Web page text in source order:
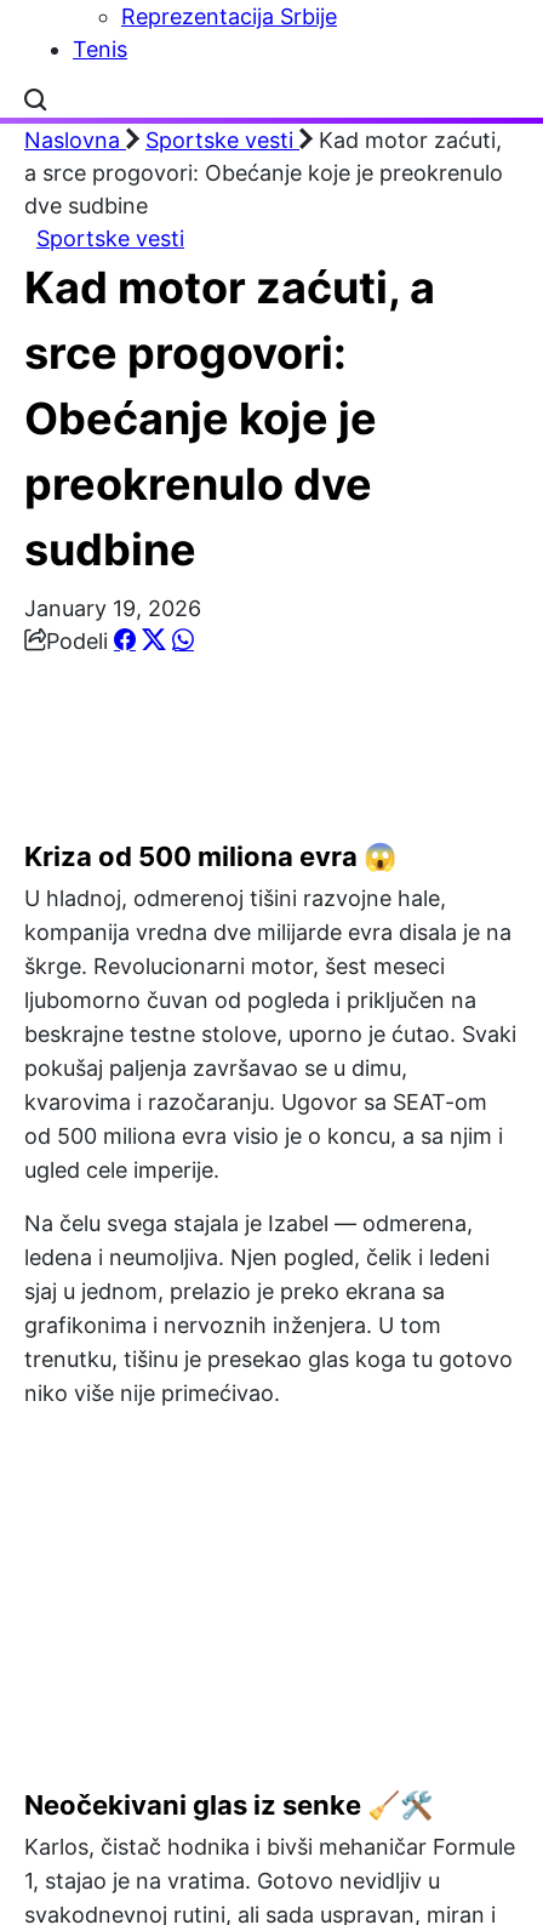
Reprezentacija Srbije
Tenis
Naslovna Sportske vesti
Kad motor zaćuti,
a srce progovori: Obećanje koje je preokrenulo
dve sudbine
Sportske vesti
Kad motor zaćuti, a
srce progovori:
Obećanje koje je
preokrenulo dve
sudbine
January 19, 2026
Podeli
Kriza od 500 miliona evra 😱
U hladnoj, odmerenoj tišini razvojne hale,
kompanija vredna dve milijarde evra disala je na
škrge. Revolucionarni motor, šest meseci
ljubomorno čuvan od pogleda i priključen na
beskrajne testne stolove, uporno je ćutao. Svaki
pokušaj paljenja završavao se u dimu,
kvarovima i razočaranju. Ugovor sa SEAT-om
od 500 miliona evra visio je o koncu, a sa njim i
ugled cele imperije.
Na čelu svega stajala je Izabel — odmerena,
ledena i neumoljiva. Njen pogled, čelik i ledeni
sjaj u jednom, prelazio je preko ekrana sa
grafikonima i nervoznih inženjera. U tom
trenutku, tišinu je presekao glas koga tu gotovo
niko više nije primećivao.
Neočekivani glas iz senke 🧹🛠️
Karlos, čistač hodnika i bivši mehaničar Formule
1, stajao je na vratima. Gotovo nevidljiv u
svakodnevnoj rutini, ali sada uspravan, miran i